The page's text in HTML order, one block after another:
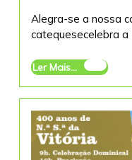
Alegra-se a nossa
catequesecelebra a
Ler Mais... Ler